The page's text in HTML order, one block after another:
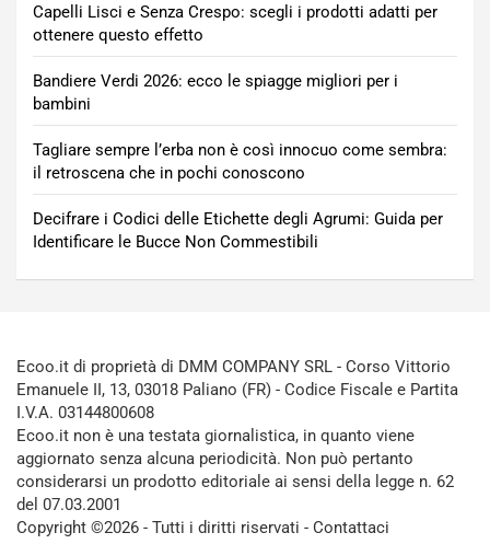
Capelli Lisci e Senza Crespo: scegli i prodotti adatti per
ottenere questo effetto
Bandiere Verdi 2026: ecco le spiagge migliori per i
bambini
Tagliare sempre l’erba non è così innocuo come sembra:
il retroscena che in pochi conoscono
Decifrare i Codici delle Etichette degli Agrumi: Guida per
Identificare le Bucce Non Commestibili
Ecoo.it di proprietà di DMM COMPANY SRL - Corso Vittorio
Emanuele II, 13, 03018 Paliano (FR) - Codice Fiscale e Partita
I.V.A. 03144800608
Ecoo.it non è una testata giornalistica, in quanto viene
aggiornato senza alcuna periodicità. Non può pertanto
considerarsi un prodotto editoriale ai sensi della legge n. 62
del 07.03.2001
Copyright ©2026 - Tutti i diritti riservati - Contattaci